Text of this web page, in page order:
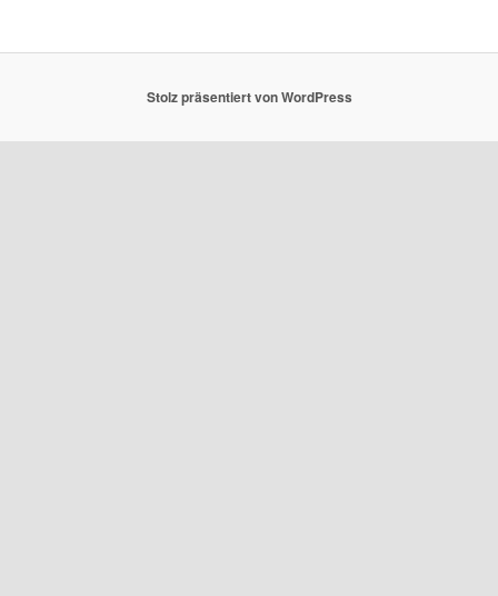
Stolz präsentiert von WordPress